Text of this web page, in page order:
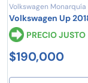
Volkswagen Monarquía
Volkswagen Up
PRECIO JUSTO
$190,000